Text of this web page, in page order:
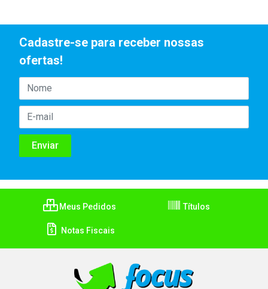
Cadastre-se para receber nossas
ofertas!
Meus Pedidos Títulos
Notas Fiscais